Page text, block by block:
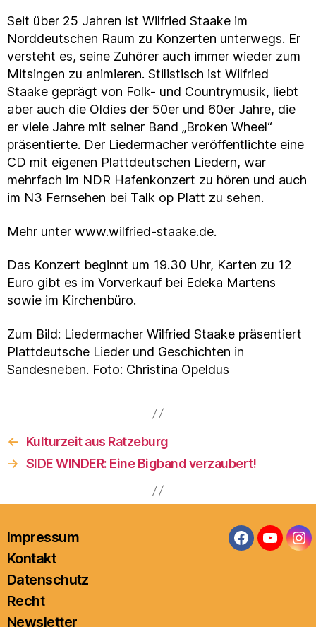
Seit über 25 Jahren ist Wilfried Staake im
Norddeutschen Raum zu Konzerten unterwegs. Er
versteht es, seine Zuhörer auch immer wieder zum
Mitsingen zu animieren. Stilistisch ist Wilfried
Staake geprägt von Folk- und Countrymusik, liebt
aber auch die Oldies der 50er und 60er Jahre, die
er viele Jahre mit seiner Band „Broken Wheel“
präsentierte. Der Liedermacher veröffentlichte eine
CD mit eigenen Plattdeutschen Liedern, war
mehrfach im NDR Hafenkonzert zu hören und auch
im N3 Fernsehen bei Talk op Platt zu sehen.
Mehr unter www.wilfried-staake.de.
Das Konzert beginnt um 19.30 Uhr, Karten zu 12
Euro gibt es im Vorverkauf bei Edeka Martens
sowie im Kirchenbüro.
Zum Bild: Liedermacher Wilfried Staake präsentiert
Plattdeutsche Lieder und Geschichten in
Sandesneben. Foto: Christina Opeldus
←
Kulturzeit aus Ratzeburg
→ SIDE WINDER: Eine Bigband verzaubert!
Impressum
Kontakt
Datenschutz
Recht
Newsletter
Facebook